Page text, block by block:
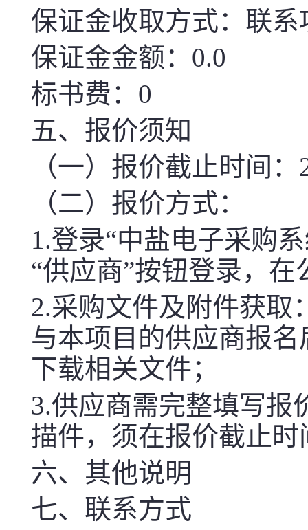
保证金收取方式：联系
保证金金额：0.0
标书费：0
五、报价须知
（一）报价截止时间：
（二）报价方式：
1.登录“中盐电子采购
“供应商”按钮登录，
2.采购文件及附件获取
与本项目的供应商报
下载相关文件；
3.供应商需完整填写报
描件，须在报价截止
六、其他说明
七、联系方式